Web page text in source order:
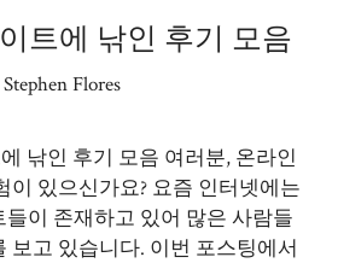
트에 낚인 후기 모음
Stephen Flores
낚인 후기 모음 여러분, 온라인
이 있으신가요? 요즘 인터넷에는
이 존재하고 있어 많은 사람들
보고 있습니다. 이번 포스팅에서